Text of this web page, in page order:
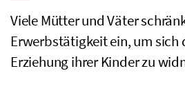
Viele Mütter und Väter
Erwerbstätigkeit ein, um sich
Erziehung ihrer Kinder zu